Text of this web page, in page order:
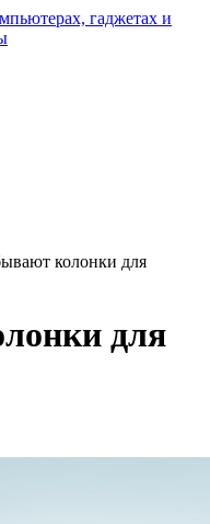
гаджетах и
колонки для
для